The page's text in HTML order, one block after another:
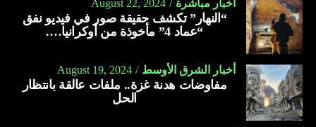
أخبار مباشرة August 22, 2024
“النهار” تكشف حقيقة صور في فيديو نفق
“عماد 4” مأخوذة من أوكرانيا….
أخبار الشرق الأوسط August 19, 2024
مفاوضات هدنة غزة.. ملفات عالقة بانتظار
الحل